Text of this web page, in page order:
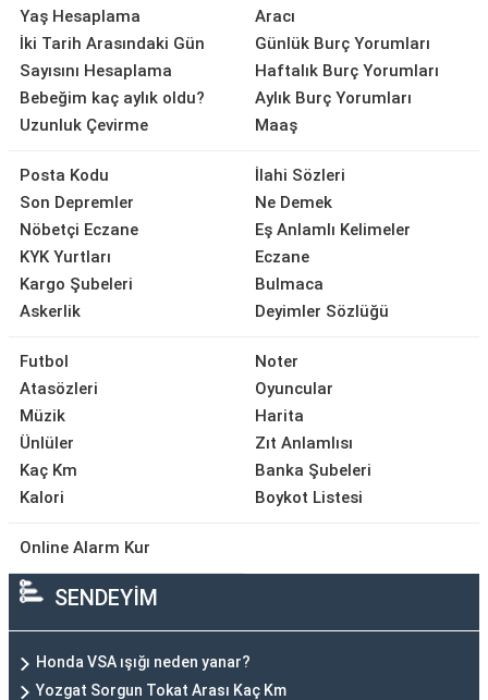
Yaş Hesaplama
İki Tarih Arasındaki Gün
Sayısını Hesaplama
Bebeğim kaç aylık oldu?
Uzunluk Çevirme
Aracı
Günlük Burç Yorumları
Haftalık Burç Yorumları
Aylık Burç Yorumları
Maaş
Posta Kodu
Son Depremler
Nöbetçi Eczane
KYK Yurtları
Kargo Şubeleri
Askerlik
İlahi Sözleri
Ne Demek
Eş Anlamlı Kelimeler
Eczane
Bulmaca
Deyimler Sözlüğü
Futbol
Atasözleri
Müzik
Ünlüler
Kaç Km
Kalori
Noter
Oyuncular
Harita
Zıt Anlamlısı
Banka Şubeleri
Boykot Listesi
Online Alarm Kur
SENDEYİM
Honda VSA ışığı neden yanar?
Yozgat Sorgun Tokat Arası Kaç Km